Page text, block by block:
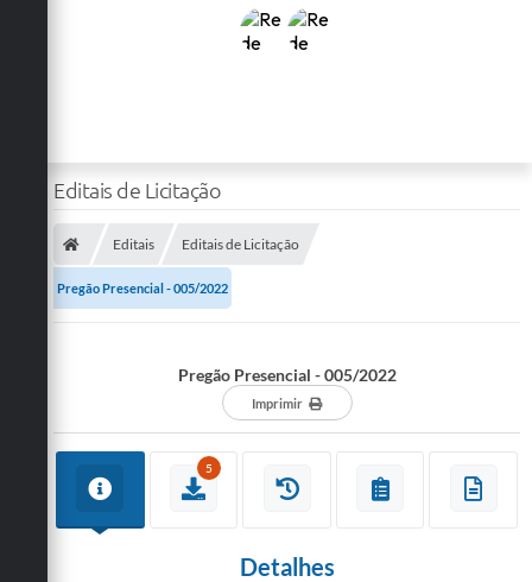
Editais de Licitação
Editais Editais de Licitação
Pregão Presencial - 005/2022
Pregão Presencial - 005/2022
Imprimir
5
Detalhes